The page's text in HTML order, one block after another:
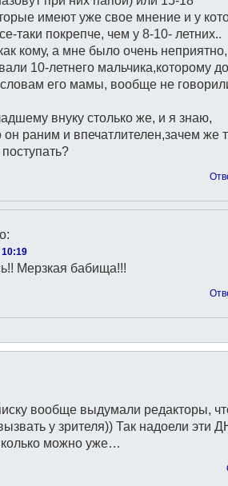
имеют уже свое мнение и у
таки покрепче, чем у 8-10- летних..
кому, а мне было очень неприятно,
10-летнего мальчика,которому до
словам его мамы, вообще не
внуку столько же, и я знаю,
он раним и впечатлителен,зачем же
:
10:19
Мерзкая бабища!!!
вообще выдумали редакторы,
у зрителя)) Так надоели эти
можно уже…